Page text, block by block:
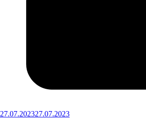
27.07.202327.07.2023